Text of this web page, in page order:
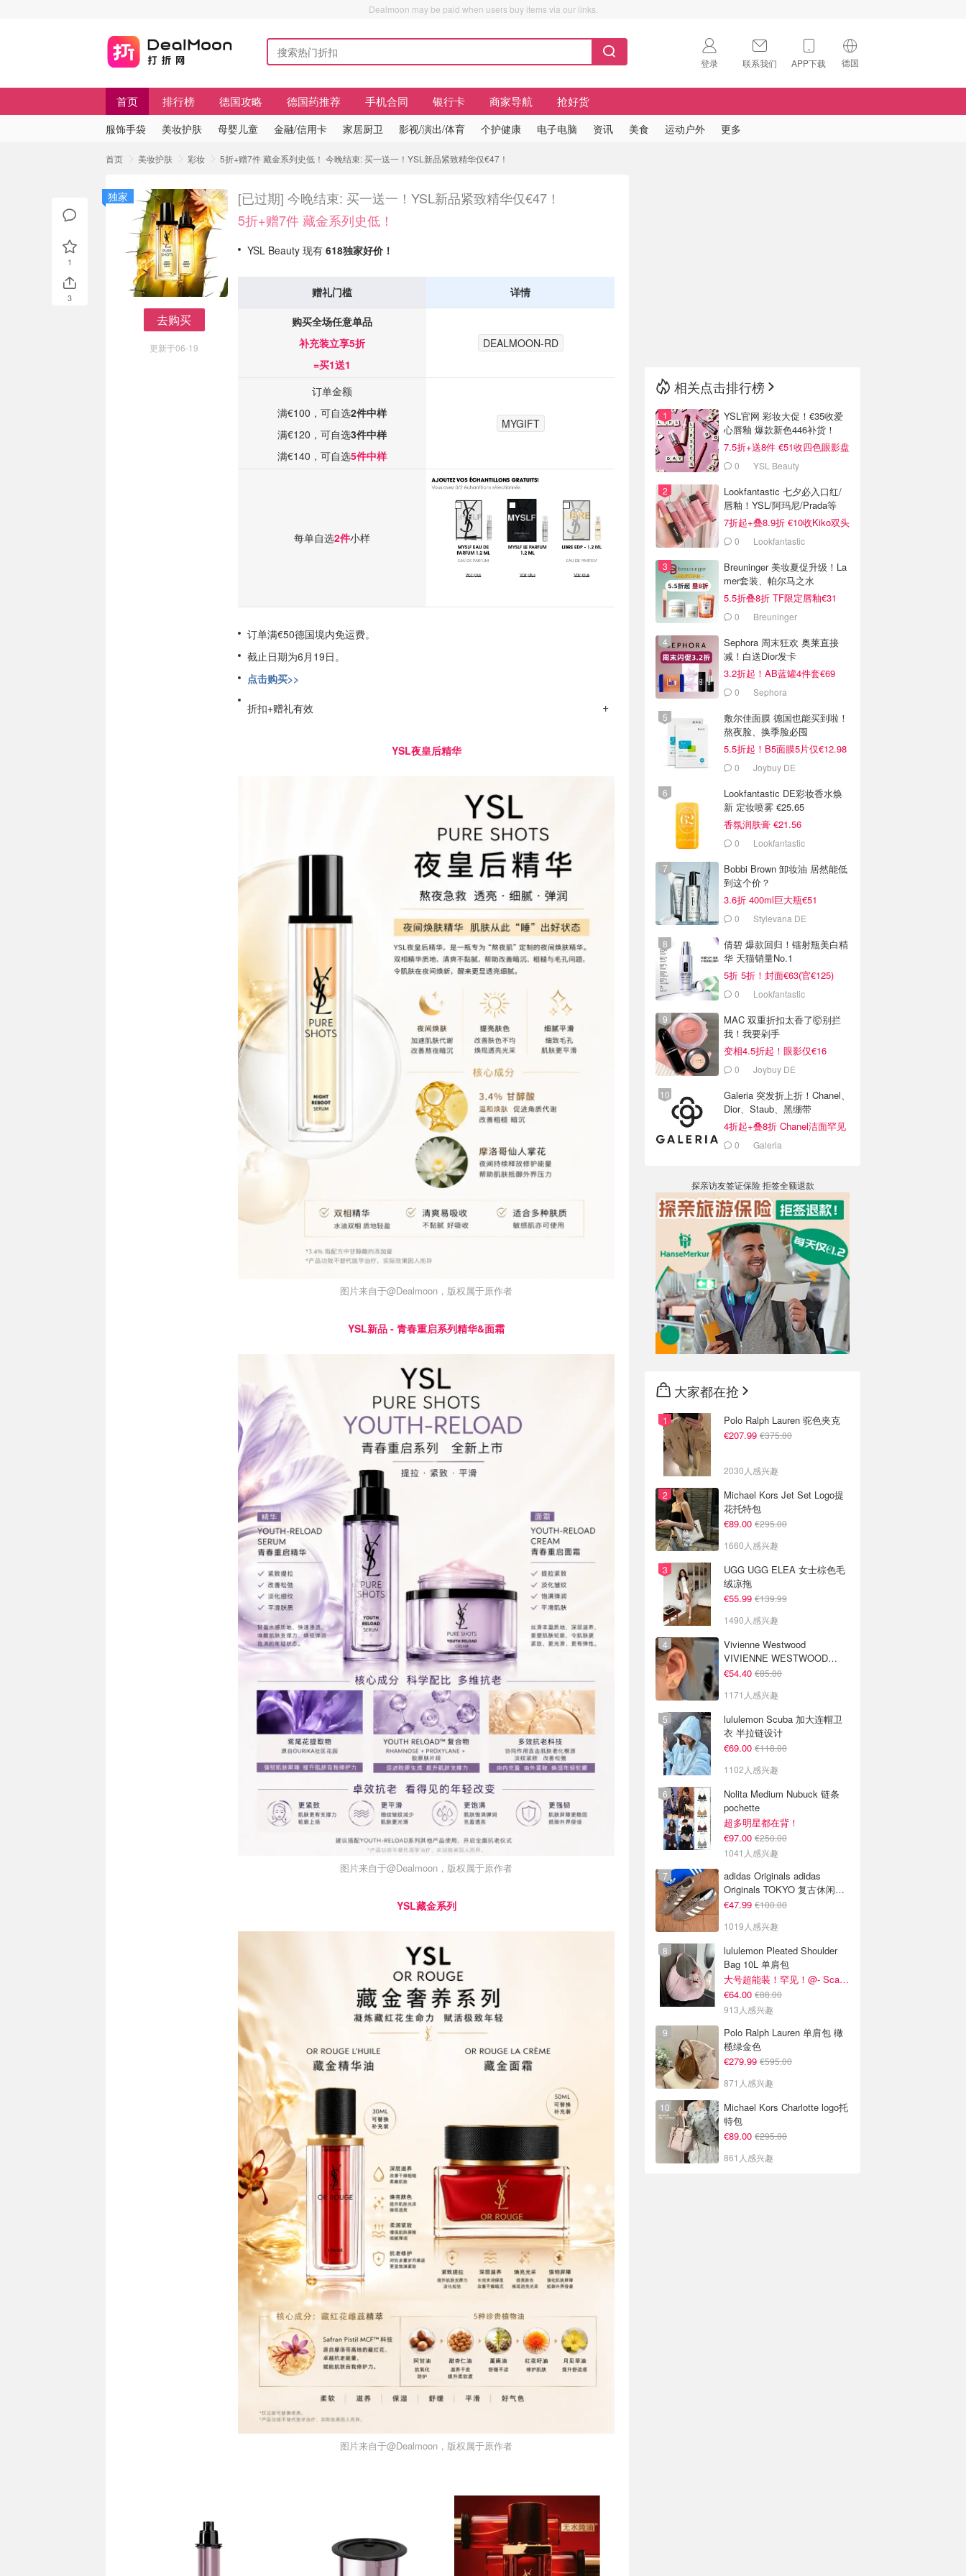
Dealmoon may be paid when users buy items via our links.
登录 联系我们 APP下载 德国
🇺🇸
首页 排行榜 德国攻略 德国药推荐 手机合同 银行卡 商家导航 抢好货
服饰手袋 美妆护肤 母婴儿童 金融/信用卡 家居厨卫 影视/演出/体育 个护健康 电子电脑 资讯 美食 运动户外 更多
首页 美妆护肤 彩妆 5折+赠7件 藏金系列史低！ 今晚结束: 买一送一！YSL新品紧致精华仅€47！
去购买
更新于06-19
独家 [已过期] 今晚结束: 买一送一！YSL新品紧致精华仅€47！
5折+赠7件 藏金系列史低！
YSL Beauty 现有 618独家好价！
赠礼门槛 详情
购买全场任意单品
补充装立享5折
=买1送1
DEALMOON-RD
订单金额
满€100，可自选2件中样
满€120，可自选3件中样
满€140，可自选5件中样
MYGIFT
每单自选2件小样
订单满€50德国境内免运费。
截止日期为6月19日。
点击购买>>
折扣+赠礼有效
YSL夜皇后精华
图片来自于@Dealmoon，版权属于原作者
YSL新品 - 青春重启系列精华&面霜
图片来自于@Dealmoon，版权属于原作者
YSL藏金系列
图片来自于@Dealmoon，版权属于原作者
1
3
相关点击排行榜
YSL官网 彩妆大促！€35收爱
心唇釉 爆款新色446补货！
7.5折+送8件 €51收四色眼影盘
0 YSL Beauty
Lookfantastic 七夕必入口红/
唇釉！YSL/阿玛尼/Prada等
7折起+叠8.9折 €10收Kiko双头
唇釉！
0 Lookfantastic
Breuninger 美妆夏促升级！La
mer套装、帕尔马之水
5.5折叠8折 TF限定唇釉€31
0 Breuninger
Sephora 周末狂欢 奥莱直接
减！白送Dior发卡
3.2折起！AB蓝罐4件套€69
0 Sephora
敷尔佳面膜 德国也能买到啦！
熬夜脸、换季脸必囤
5.5折起！B5面膜5片仅€12.98
0 Joybuy DE
Lookfantastic DE彩妆香水焕
新 定妆喷雾 €25.65
香氛润肤膏 €21.56
0 Lookfantastic
Bobbi Brown 卸妆油 居然能低
到这个价？
3.6折 400ml巨大瓶€51
0 Stylevana DE
倩碧 爆款回归！镭射瓶美白精
华 天猫销量No.1
5折 5折！封面€63(官€125)
0 Lookfantastic
MAC 双重折扣太香了🤯别拦
我！我要剁手
变相4.5折起！眼影仅€16
0 Joybuy DE
Galeria 突发折上折！Chanel、
Dior、Staub、黑绷带
4折起+叠8折 Chanel洁面罕见
€430 Galeria
探亲访友签证保险 拒签全额退款
大家都在抢
Polo Ralph Lauren 驼色夹克
€207.99 €375.00
2030人感兴趣
Michael Kors Jet Set Logo提
花托特包
€89.00 €295.00
1660人感兴趣
UGG UGG ELEA 女士棕色毛
绒凉拖
€55.99 €139.99
1490人感兴趣
Vivienne Westwood
VIVIENNE WESTWOOD
Nano Solitaire 耳环
€54.40 €85.00
1171人感兴趣
lululemon Scuba 加大连帽卫
衣 半拉链设计
€69.00 €118.00
1102人感兴趣
Nolita Medium Nubuck 链条
pochette
超多明星都在背！
€97.00 €250.00
1041人感兴趣
adidas Originals adidas
Originals TOKYO 复古休闲鞋
深棕色
€47.99 €100.00
1019人感兴趣
lululemon Pleated Shoulder
Bag 10L 单肩包
大号超能装！罕见！@- Scarlett
€64.00 €88.00
913人感兴趣
Polo Ralph Lauren 单肩包 橄
榄绿金色
€279.99 €595.00
871人感兴趣
Michael Kors Charlotte logo托
特包
€89.00 €295.00
861人感兴趣